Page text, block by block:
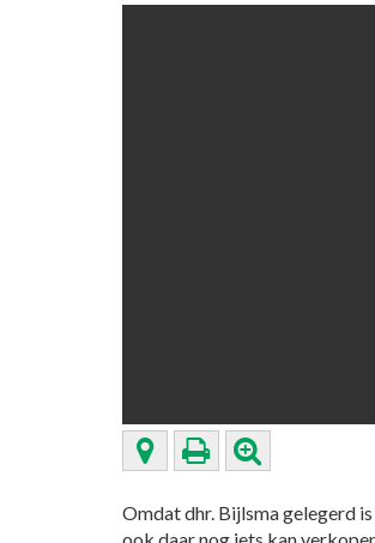
Omdat dhr. Bijlsma gelegerd